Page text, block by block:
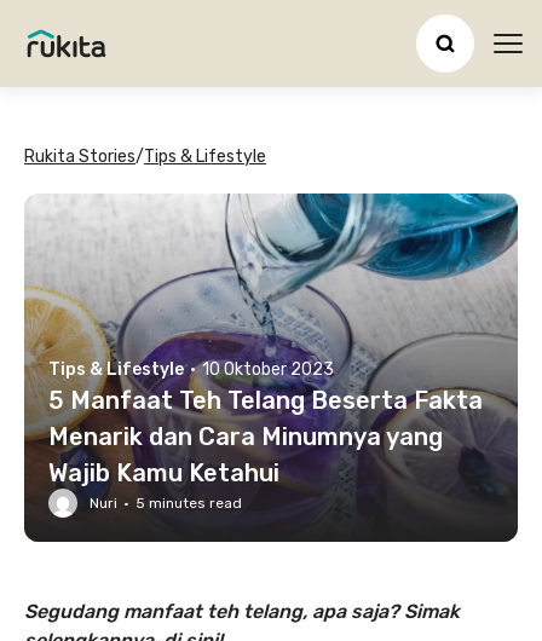
Rukita Stories/Tips & Lifestyle
Tips & Lifestyle · 10 Oktober 2023
5 Manfaat Teh Telang Beserta Fakta
Menarik dan Cara Minumnya yang
Wajib Kamu Ketahui
Nuri · 5 minutes read
Segudang manfaat teh telang, apa saja? Simak